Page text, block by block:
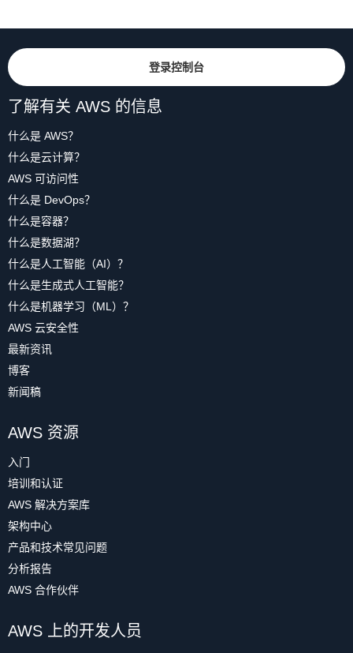
登录控制台
了解有关 AWS 的信息
什么是 AWS？
什么是云计算？
AWS 可访问性
什么是 DevOps？
什么是容器？
什么是数据湖？
什么是人工智能（AI）？
什么是生成式人工智能？
什么是机器学习（ML）？
AWS 云安全性
最新资讯
博客
新闻稿
AWS 资源
入门
培训和认证
AWS 解决方案库
架构中心
产品和技术常见问题
分析报告
AWS 合作伙伴
AWS 上的开发人员